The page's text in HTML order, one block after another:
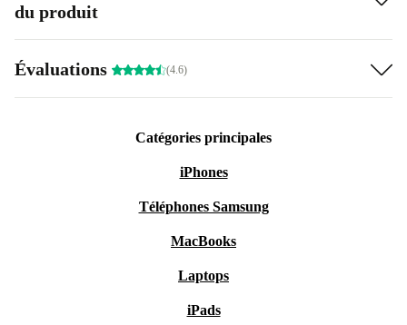
du produit
Évaluations (4.6)
Catégories principales
iPhones
Téléphones Samsung
MacBooks
Laptops
iPads